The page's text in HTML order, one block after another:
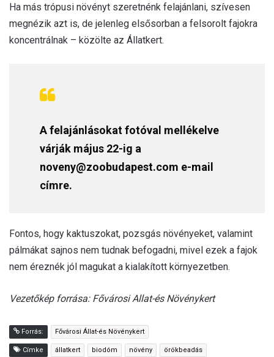
Ha más trópusi növényt szeretnénk felajánlani, szívesen
megnézik azt is, de jelenleg elsősorban a felsorolt fajokra
koncentrálnak – közölte az Állatkert.
A felajánlásokat fotóval mellékelve
várják május 22-ig a
noveny@zoobudapest.com e-mail
címre.
Fontos, hogy kaktuszokat, pozsgás növényeket, valamint
pálmákat sajnos nem tudnak befogadni, mivel ezek a fajok
nem éreznék jól magukat a kialakított környezetben.
Vezetőkép forrása: Fővárosi Allat-és Növénykert
Forrás: Fővárosi Állat-és Növénykert
Címke állatkert biodóm növény örökbeadás